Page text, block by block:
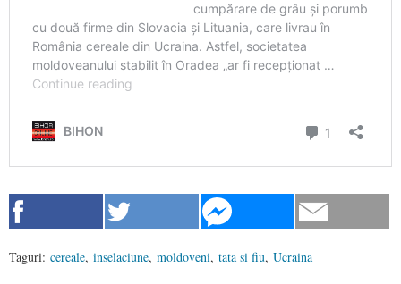
Taguri: cereale, inselaciune, moldoveni, tata si fiu, Ucraina